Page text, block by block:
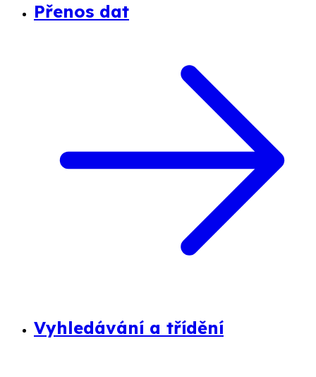
Přenos dat
Vyhledávání a třídění